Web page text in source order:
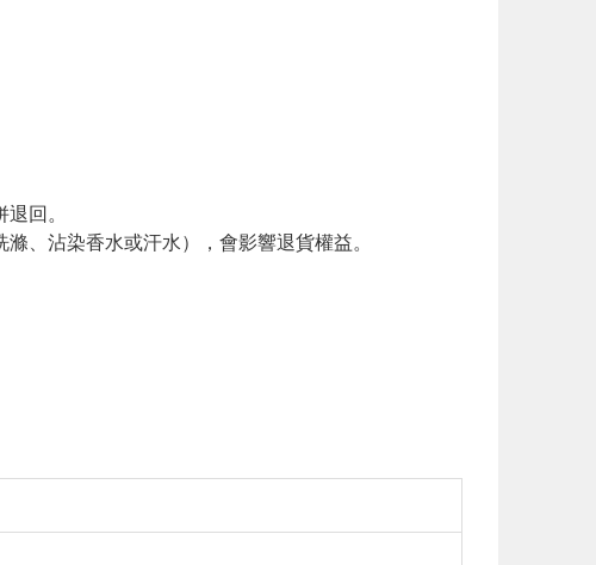
回。
、沾染香水或汗水），會影響退貨權益。